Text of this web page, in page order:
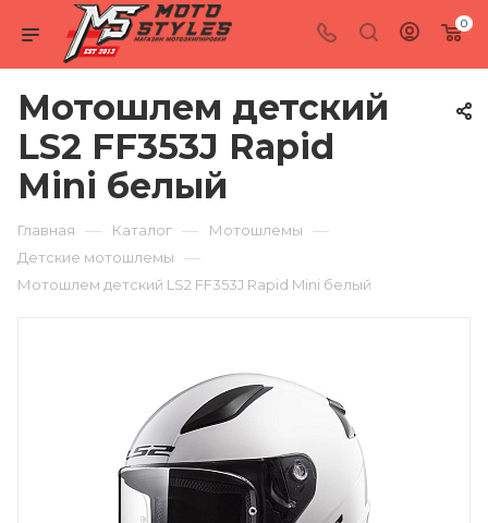
0
Мотошлем детский
LS2 FF353J Rapid
Mini белый
Главная — Каталог — Мотошлемы —
Детские мотошлемы —
Мотошлем детский LS2 FF353J Rapid Mini белый